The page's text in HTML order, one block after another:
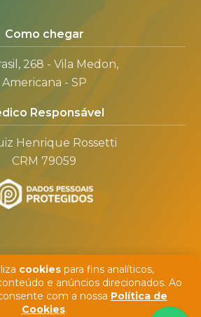
Como chegar
268 - Vila Medon,
Americana - SP
Responsável
Henrique Rossetti
CRM 79059
cookies para fins analíticos,
e anúncios direcionados. Ao
com a nossa Política de
Cookies.